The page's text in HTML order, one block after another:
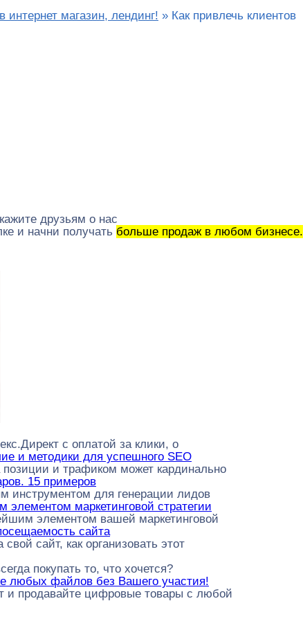
интернет магазин, лендинг! » Как привлечь клиентов
друзьям о нас
и начни получать больше продаж в любом бизнесе.
с оплатой за клики, о
и методики для успешного SEO
и трафиком может кардинально
15 примеров
инструментом для генерации лидов
элементом маркетинговой стратегии
элементом вашей маркетинговой
сайта
сайт, как организовать этот
покупать то, что хочется?
любых файлов без Вашего участия!
продавайте цифровые товары с любой